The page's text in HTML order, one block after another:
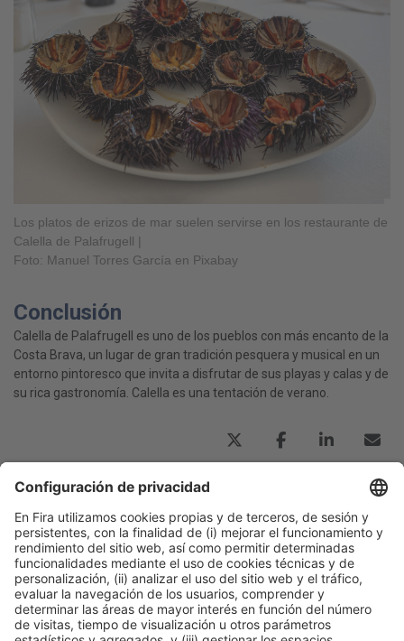
Los platos de erizos de mar suelen servirse en los restaurante de
Calella de Palafrugell |
Foto: Manuel Torres García en Pixabay
Conclusión
Calella de Palafrugell es uno de los pueblos con más encanto de la
Costa Brava, un lugar de gran tradición pesquera y musical en un
entorno pintoresco que invita a disfrutar de sus playas y calas y de
su rica gastronomía. Calella es una tentación de verano.
Publicación anterior
Ruta para descubrir Yogyakarta, la esencia cultural de
Indonesia
Siguiente
7 playas y calas para pasar un verano inolvidable en
Cabo de Gata